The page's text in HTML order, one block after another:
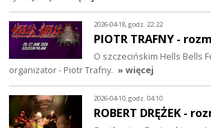
2026-04-18, godz. 22:22
PIOTR TRAFNY -
O szczecińskim Hells Bells
organizator - Piotr Trafny. » więcej
2026-04-10, godz. 04:10
ROBERT DRĘŻEK -